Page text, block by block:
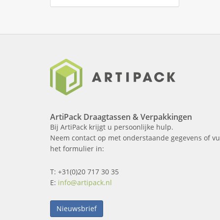
ArtiPack Draagtassen & Verpakkingen
Bij ArtiPack krijgt u persoonlijke hulp.
Neem contact op met onderstaande gegevens of
het formulier in:
T: +31(0)20 717 30 35
E: info@artipack.nl
Nieuwsbrief